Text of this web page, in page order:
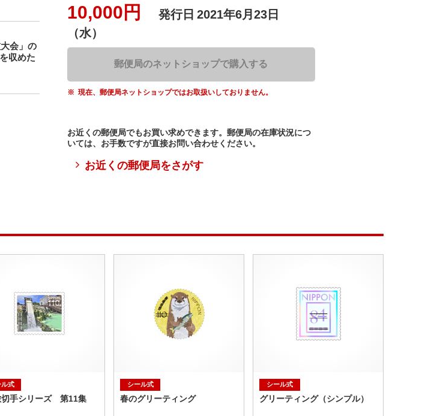
会」の
収めた
10,000円 発行日 2021年6月23日
（水）
郵便局のネットショップで購入する
現在、郵便局ネットショップではお取扱いしておりません。
お近くの郵便局でもお買い求めできます。郵便局の在庫状況につ
いては、お手数ですが直接お問い合わせください。
お近くの郵便局をさがす
ル式
切手シリーズ 第11集
シール式
春のグリーティング
シール式
グリーティング（シンプル）